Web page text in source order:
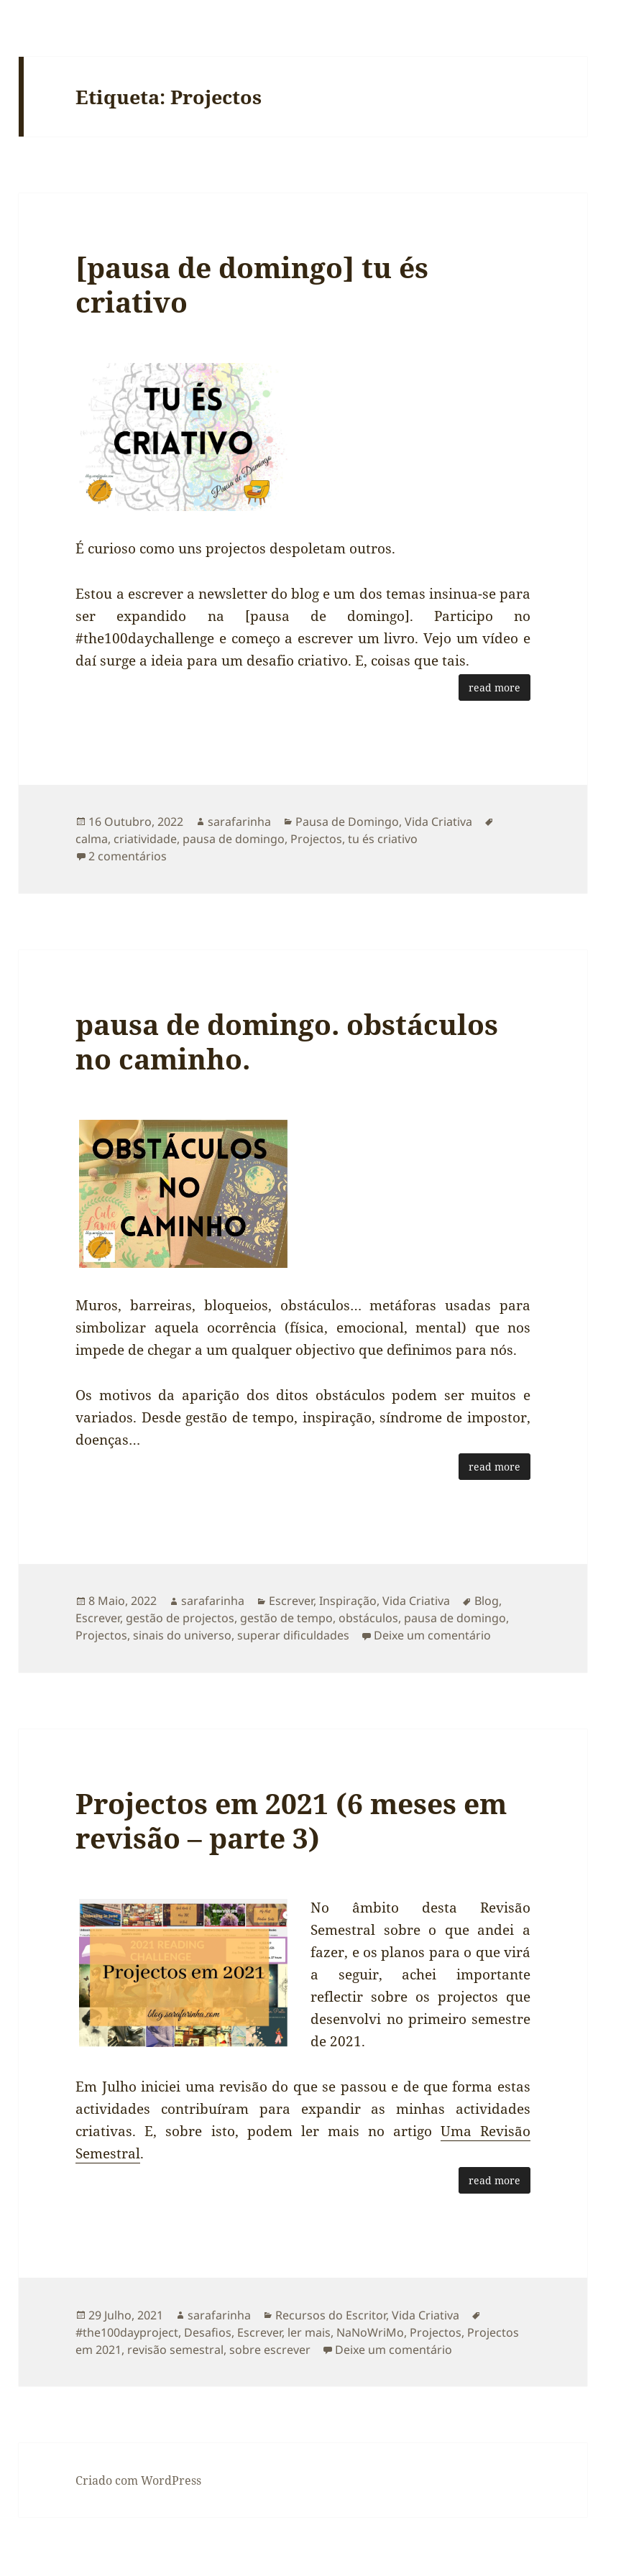
Etiqueta:Projectos
[pausa de domingo] tu és
criativo
É curioso como uns projectos despoletam outros.
Estou a escrever a newsletter do blog e um dos temas insinua-se para
ser expandido na [pausa de domingo]. Participo no
#the100daychallenge e começo a escrever um livro. Vejo um vídeo e
daí surge a ideia para um desafio criativo. E, coisas que tais.
read more
Publicado
a
16 Outubro, 2022 Autor
sarafarinha Categorias
Pausa de Domingo,Vida Criativa
calma, criatividade, pausa de domingo, Projectos,tu és criativo
2 comentários
pausa de domingo. obstáculos
no caminho.
Muros, barreiras, bloqueios, obstáculos… metáforas usadas para
simbolizar aquela ocorrência (física, emocional, mental) que nos
impede de chegar a um qualquer objectivo que definimos para nós.
Os motivos da aparição dos ditos obstáculos podem ser muitos e
variados. Desde gestão de tempo, inspiração, síndrome de impostor,
doenças…
read more
Publicado
a
8 Maio, 2022 Autor
sarafarinha Categorias
Escrever,Inspiração,Vida Criativa Etiquetas
Blog,
Escrever, gestão de projectos, gestão de tempo, obstáculos, pausa de domingo,
Projectos, sinais do universo, superar dificuldades Deixe um comentário
Projectos em 2021 (6 meses em
revisão – parte 3)
No âmbito desta Revisão
Semestral sobre o que andei a
fazer, e os planos para o que virá
a seguir, achei importante
reflectir sobre os projectos que
desenvolvi no primeiro semestre
de 2021.
Em Julho iniciei uma revisão do que se passou e de que forma estas
actividades contribuíram para expandir as minhas actividades
criativas. E, sobre isto, podem ler mais no artigo Uma Revisão
Semestral.
read more
Publicado
a
29 Julho, 2021 Autor
sarafarinha Categorias
Recursos do Escritor,Vida Criativa
#the100dayproject, Desafios, Escrever, ler mais, NaNoWriMo, Projectos, Projectos
em 2021, revisão semestral, sobre escrever Deixe um comentário
Criado com WordPress